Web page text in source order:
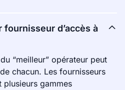
d’accès à
“meilleur” opérateur peut
chacun. Les fournisseurs
plusieurs gammes